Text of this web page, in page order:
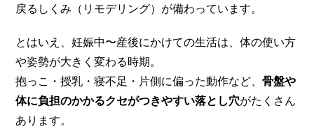
戻るしくみ（リモデリング）が備わっています。
とはいえ、妊娠中〜産後にかけての生活は、体の使い方
や姿勢が大きく変わる時期。
抱っこ・授乳・寝不足・片側に偏った動作など、骨盤や
体に負担のかかるクセがつきやすい落とし穴がたくさん
あります。